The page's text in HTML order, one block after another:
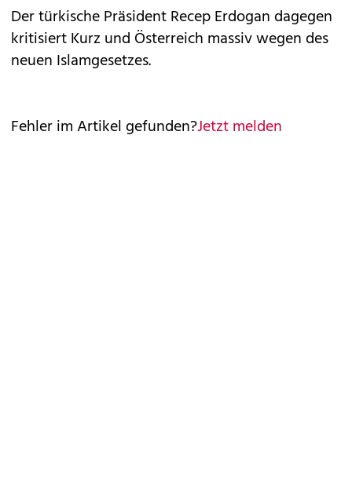
Der türkische Präsident Recep Erdogan dagegen
kritisiert Kurz und Österreich massiv wegen des
neuen Islamgesetzes.
Fehler im Artikel gefunden?Jetzt melden